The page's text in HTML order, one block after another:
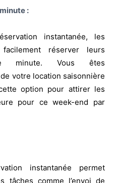
:
instantanée, les
réserver leurs
minute. Vous êtes
votre location saisonnière
option pour attirer les
pour ce week-end par
instantanée permet
tâches comme l’envoi de